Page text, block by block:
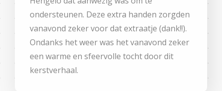
ondersteunen. Deze extra handen zorgden
vanavond zeker voor dat extraatje (dank!!).
Ondanks het weer was het vanavond zeker
een warme en sfeervolle tocht door dit
kerstverhaal.